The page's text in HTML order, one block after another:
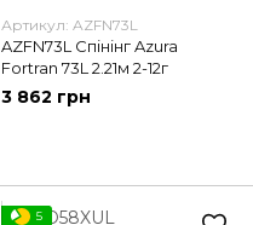
Артикул: AZFN73L
AZFN73L Спiнiнг Azura
Fortran 73L 2.21м 2-12г
3 862 грн
5